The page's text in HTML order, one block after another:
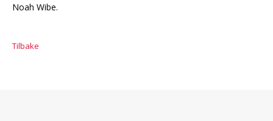
Noah Wibe.
Tilbake